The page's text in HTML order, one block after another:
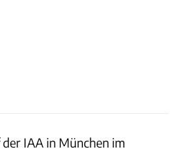
IAA in München im